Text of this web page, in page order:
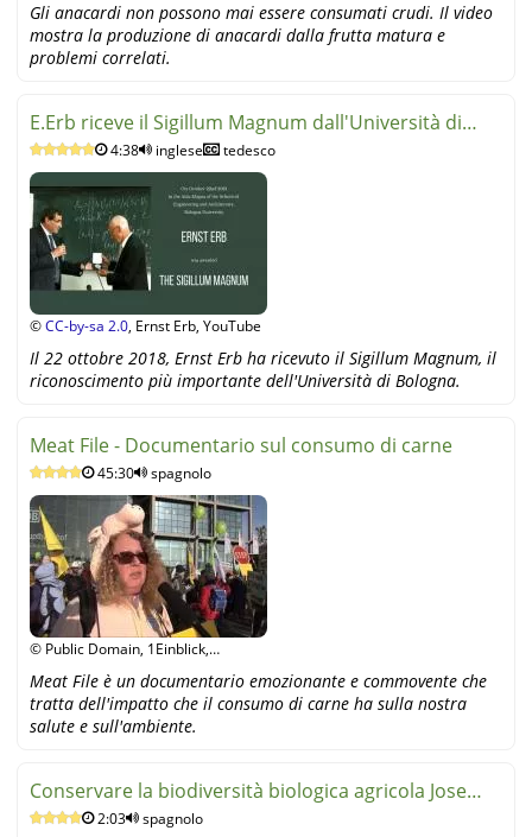
Gli anacardi non possono mai essere consumati crudi. Il video
mostra la produzione di anacardi dalla frutta matura e
problemi correlati.
E.Erb riceve il Sigillum Magnum dall'Università di
Bologna4:38 inglese tedesco
©CC-by-sa 2.0, Ernst Erb, YouTube
Il 22 ottobre 2018, Ernst Erb ha ricevuto il Sigillum Magnum, il
riconoscimento più importante dell'Università di Bologna.
Meat File - Documentario sul consumo di carne
45:30 spagnolo
© Public Domain, 1Einblick,
Meat File è un documentario emozionante e commovente che
tratta dell'impatto che il consumo di carne ha sulla nostra
salute e sull'ambiente.
Conservare la biodiversità biologica agricola Jose
Corner2:03 spagnolo